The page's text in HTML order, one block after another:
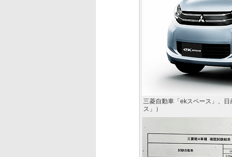
三菱自動車「ekスペース」、
ス」）